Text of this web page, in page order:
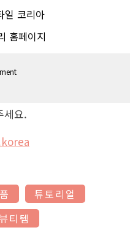
일 코리아
홈페이지
세요.
튜토리얼
티템